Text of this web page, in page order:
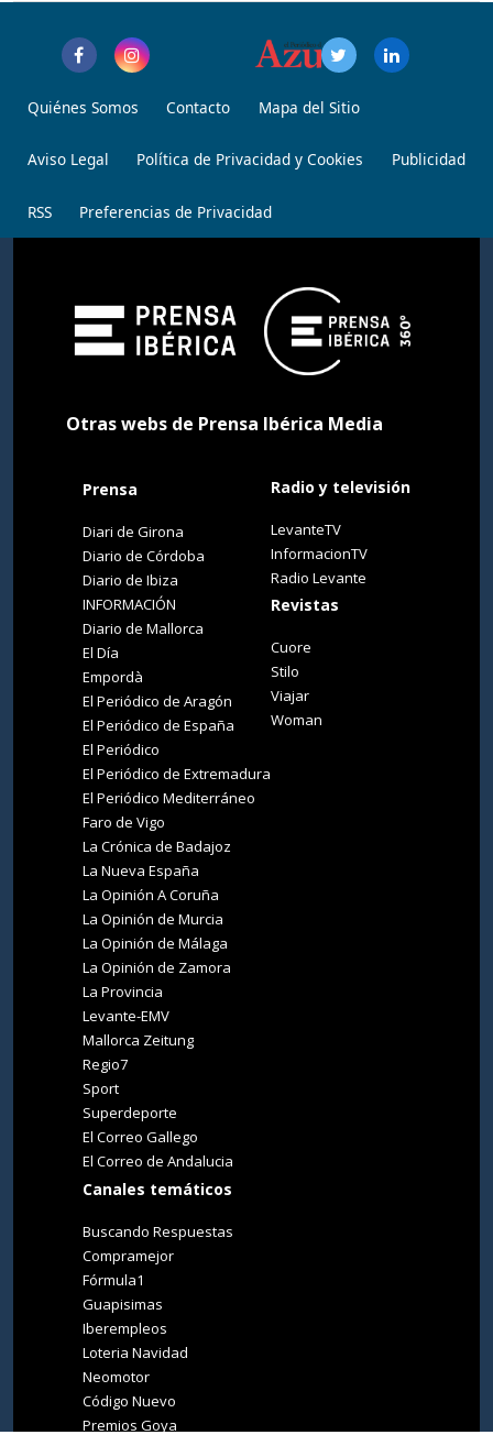
Quiénes Somos Contacto Mapa del Sitio
Aviso Legal Política de Privacidad y Cookies Publicidad
RSS Preferencias de Privacidad
Otras webs de Prensa Ibérica Media
Prensa
Diari de Girona
Diario de Córdoba
Diario de Ibiza
INFORMACIÓN
Diario de Mallorca
El Día
Empordà
El Periódico de Aragón
El Periódico de España
El Periódico
El Periódico de Extremadura
El Periódico Mediterráneo
Faro de Vigo
La Crónica de Badajoz
La Nueva España
La Opinión A Coruña
La Opinión de Murcia
La Opinión de Málaga
La Opinión de Zamora
La Provincia
Levante-EMV
Mallorca Zeitung
Regio7
Sport
Superdeporte
El Correo Gallego
El Correo de Andalucia
Canales temáticos
Buscando Respuestas
Compramejor
Fórmula1
Guapisimas
Iberempleos
Loteria Navidad
Neomotor
Código Nuevo
Premios Goya
Radio y televisión
LevanteTV
InformacionTV
Radio Levante
Revistas
Cuore
Stilo
Viajar
Woman